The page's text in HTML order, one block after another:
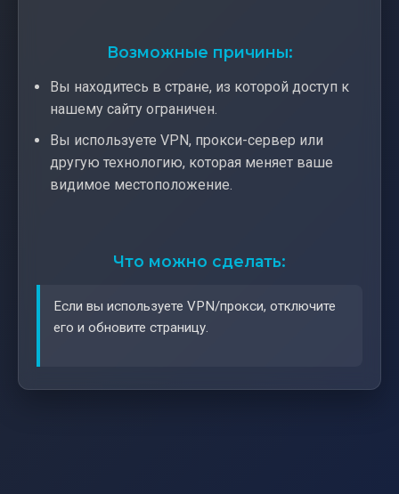
Возможные причины:
Вы находитесь в стране, из которой доступ к
нашему сайту ограничен.
Вы используете VPN, прокси-сервер или
другую технологию, которая меняет ваше
видимое местоположение.
Что можно сделать:
Если вы используете VPN/прокси, отключите
его и обновите страницу.